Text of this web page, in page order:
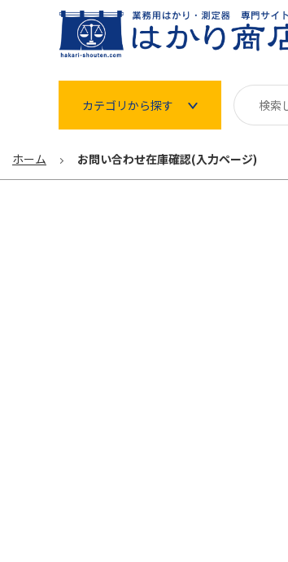
カテゴリから探す
分銅
ホーム お問い合わせ在庫確認(入力ページ)